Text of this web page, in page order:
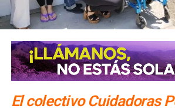
El colectivo Cuidadoras